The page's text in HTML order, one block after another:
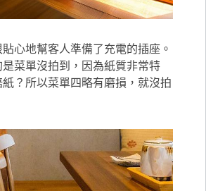
心地幫客人準備了充電的插座。
菜單沒拍到，因為紙質非常特
？所以菜單四略有磨損，就沒拍